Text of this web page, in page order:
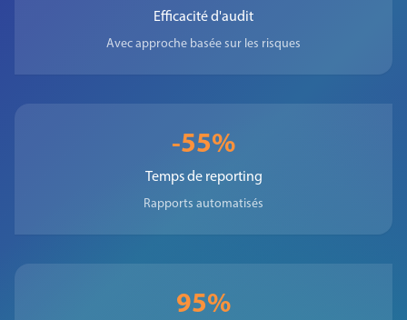
Efficacité d'audit
Avec approche basée sur les risques
-55%
Temps de reporting
Rapports automatisés
95%